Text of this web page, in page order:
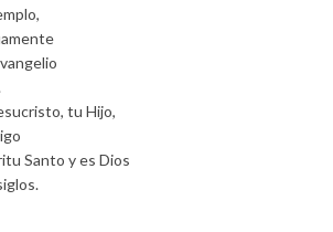
tu Hijo,
Santo y es Dios